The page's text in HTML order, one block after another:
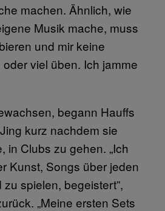
machen. Ähnlich, wie
Musik mache, muss
und mir keine
viel üben. Ich jamme
begann Hauffs
kurz nachdem sie
in Clubs zu gehen. „Ich
Kunst, Songs über jeden
spielen, begeistert”,
„Meine ersten Sets